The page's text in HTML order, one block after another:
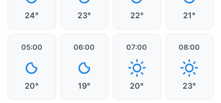
24° 23° 22° 21°
05:00
20°
06:00
19°
07:00
20°
08:00
23°